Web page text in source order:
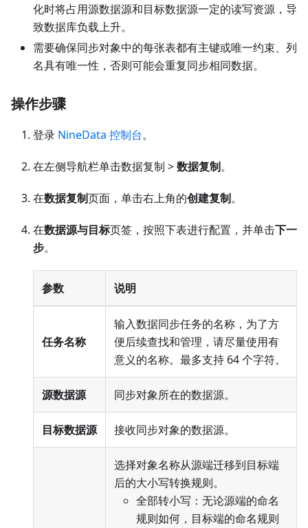
化时将占用源数据源和目标数据源一定的读写资源，导
致数据库负载上升。
需要确保同步对象中的每张表都有主键或唯一约束、列
名具有唯一性，否则可能会重复同步相同数据。
操作步骤
登录 NineData 控制台。
在左侧导航栏单击数据复制 >数据复制。
在数据复制页面，单击右上角的创建复制。
在数据源与目标页签，按照下表进行配置，并单击下一
步。
参数 说明
任务名称
输入数据同步任务的名称，为了方
便后续查找和管理，请尽量使用有
意义的名称。最多支持 64 个字符。
源数据源 同步对象所在的数据源。
目标数据源 接收同步对象的数据源。
选择对象名称从源端迁移到目标端
后的大小写转换规则。
全部转小写：无论源端的命名
规则如何，目标端的命名规则